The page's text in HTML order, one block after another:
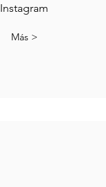
Instagram
Más >